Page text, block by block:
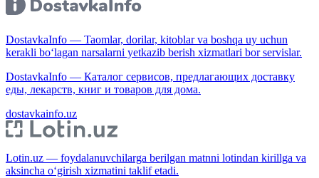
DostavkaInfo — Taomlar, dorilar, kitoblar va boshqa uy uchun
kerakli bo‘lagan narsalarni yetkazib berish xizmatlari bor servislar.
DostavkaInfo — Каталог сервисов, предлагающих доставку
еды, лекарств, книг и товаров для дома.
dostavkainfo.uz
Lotin.uz — foydalanuvchilarga berilgan matnni lotindan kirillga va
aksincha o‘girish xizmatini taklif etadi.